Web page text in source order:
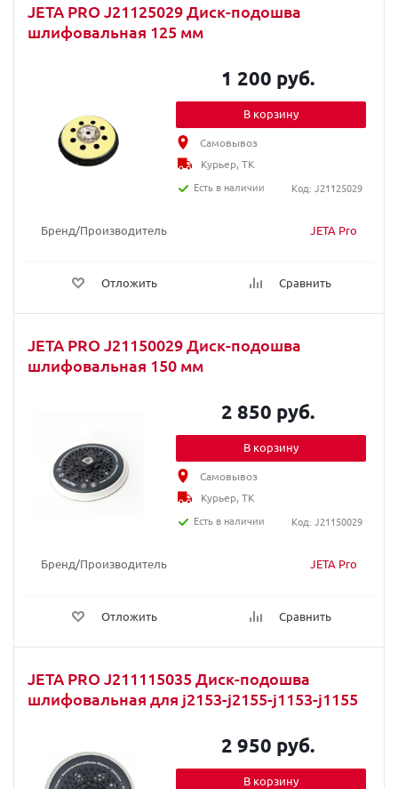
JETA PRO J21125029 Диск-подошва
шлифовальная 125 мм
Бренд/Производитель JETA Pro
Отложить Сравнить
1 200 руб.
В корзину
Самовывоз
Курьер, ТК
Есть в наличии
Код: J21125029
JETA PRO J21150029 Диск-подошва
шлифовальная 150 мм
Бренд/Производитель JETA Pro
Отложить Сравнить
2 850 руб.
В корзину
Самовывоз
Курьер, ТК
Есть в наличии
Код: J21150029
JETA PRO J211115035 Диск-подошва
шлифовальная для j2153-j2155-j1153-j1155
2 950 руб.
В корзину